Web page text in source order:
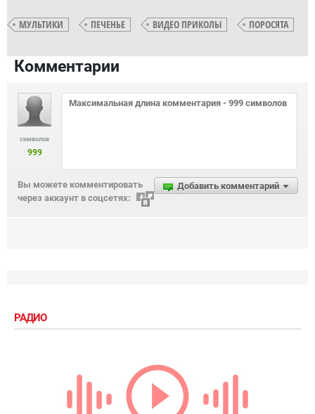
МУЛЬТИКИ ПЕЧЕНЬЕ ВИДЕО ПРИКОЛЫ ПОРОСЯТА
Комментарии
символов
999
Добавить комментарий
Вы можете комментировать
через аккаунт в соцсетях:
РАДИО